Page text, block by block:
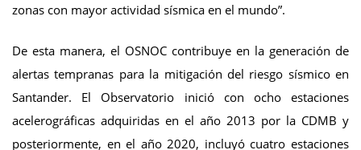
zonas con mayor actividad sísmica en el mundo”.
De esta manera, el OSNOC contribuye en la generación de
alertas tempranas para la mitigación del riesgo sísmico en
Santander. El Observatorio inició con ocho estaciones
acelerográficas adquiridas en el año 2013 por la CDMB y
posteriormente, en el año 2020, incluyó cuatro estaciones